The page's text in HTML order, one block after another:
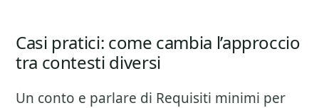
Casi pratici: come cambia l’approccio
tra contesti diversi
Un conto e parlare di Requisiti minimi per